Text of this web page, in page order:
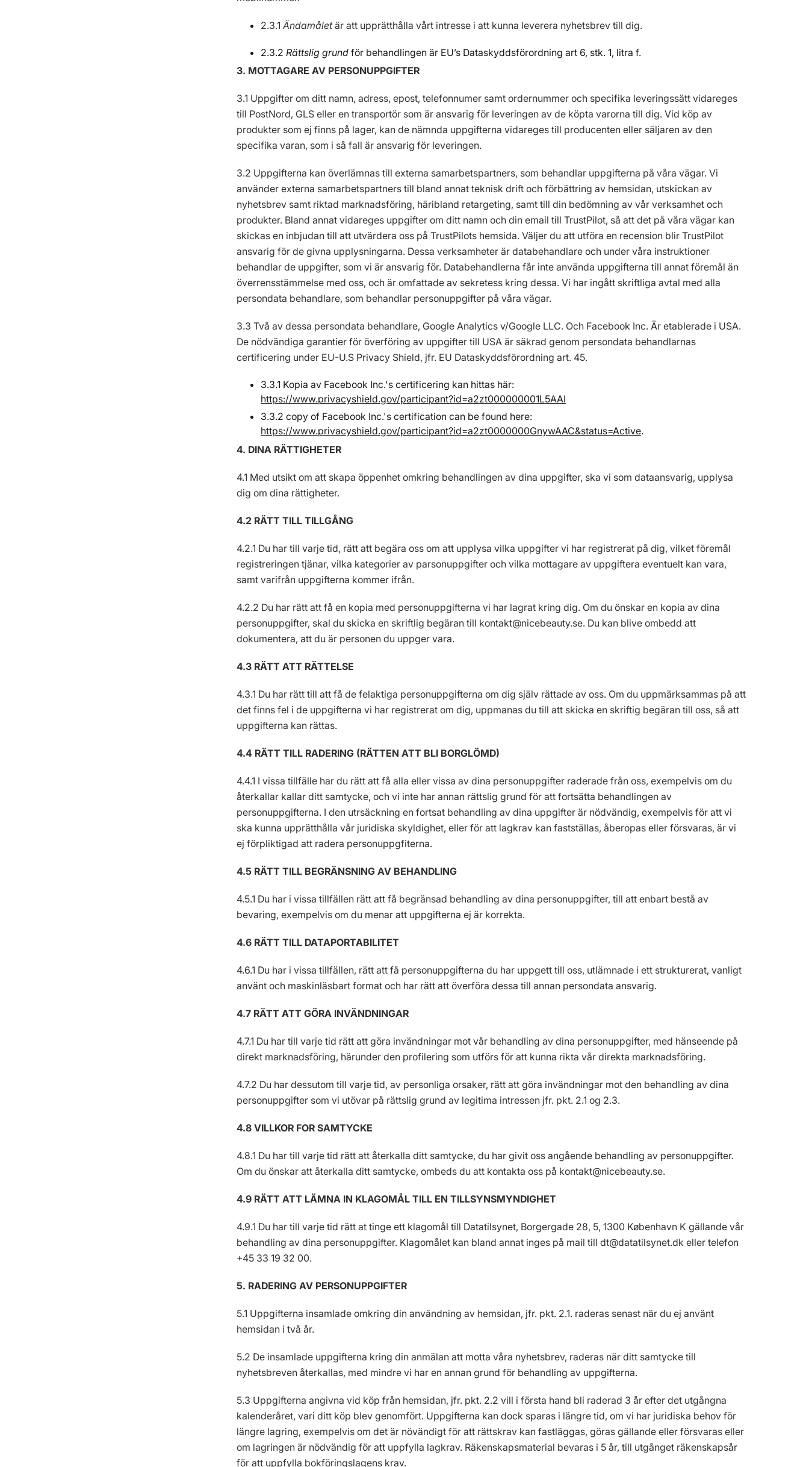
2.3.1 Ändamåletär att upprätthålla vårt intresse i att kunna leverera nyhetsbrev till dig.
2.3.2 Rättslig grund för behandlingen är EU’s Dataskyddsförordning art 6, stk. 1, litra f.
3. MOTTAGARE AV PERSONUPPGIFTER
3.1 Uppgifter om ditt namn, adress, epost, telefonnumer samt ordernummer och specifika leveringssätt vidareges
till PostNord, GLS eller en transportör som är ansvarig för leveringen av de köpta varorna till dig. Vid köp av
produkter som ej finns på lager, kan de nämnda uppgifterna vidareges till producenten eller säljaren av den
specifika varan, som i så fall är ansvarig för leveringen.
3.2 Uppgifterna kan överlämnas till externa samarbetspartners, som behandlar uppgifterna på våra vägar. Vi
använder externa samarbetspartners till bland annat teknisk drift och förbättring av hemsidan, utskickan av
nyhetsbrev samt riktad marknadsföring, häribland retargeting, samt till din bedömning av vår verksamhet och
produkter. Bland annat vidareges uppgifter om ditt namn och din email till TrustPilot, så att det på våra vägar kan
skickas en inbjudan till att utvärdera oss på TrustPilots hemsida. Väljer du att utföra en recension blir TrustPilot
ansvarig för de givna upplysningarna. Dessa verksamheter är databehandlare och under våra instruktioner
behandlar de uppgifter, som vi är ansvarig för. Databehandlerna får inte använda uppgifterna till annat föremål än
överrensstämmelse med oss, och är omfattade av sekretess kring dessa. Vi har ingått skriftliga avtal med alla
persondata behandlare, som behandlar personuppgifter på våra vägar.
3.3 Två av dessa persondata behandlare, Google Analytics v/Google LLC. Och Facebook Inc. Är etablerade i USA.
De nödvändiga garantier för överföring av uppgifter till USA är säkrad genom persondata behandlarnas
certificering under EU-U.S Privacy Shield, jfr. EU Dataskyddsförordning art. 45.
3.3.1 Kopia av Facebook Inc.'s certificering kan hittas här:
https://www.privacyshield.gov/participant?id=a2zt000000001L5AAI
3.3.2 copy of Facebook Inc.'s certification can be found here:
https://www.privacyshield.gov/participant?id=a2zt0000000GnywAAC&status=Active.
4. DINA RÄTTIGHETER
4.1 Med utsikt om att skapa öppenhet omkring behandlingen av dina uppgifter, ska vi som dataansvarig, upplysa
dig om dina rättigheter.
4.2 RÄTT TILL TILLGÅNG
4.2.1 Du har till varje tid, rätt att begära oss om att upplysa vilka uppgifter vi har registrerat på dig, vilket föremål
registreringen tjänar, vilka kategorier av parsonuppgifter och vilka mottagare av uppgiftera eventuelt kan vara,
samt varifrån uppgifterna kommer ifrån.
4.2.2 Du har rätt att få en kopia med personuppgifterna vi har lagrat kring dig. Om du önskar en kopia av dina
personuppgifter, skal du skicka en skriftlig begäran till kontakt@nicebeauty.se. Du kan blive ombedd att
dokumentera, att du är personen du uppger vara.
4.3 RÄTT ATT RÄTTELSE
4.3.1 Du har rätt till att få de felaktiga personuppgifterna om dig själv rättade av oss. Om du uppmärksammas på att
det finns fel i de uppgifterna vi har registrerat om dig, uppmanas du till att skicka en skriftig begäran till oss, så att
uppgifterna kan rättas.
4.4 RÄTT TILL RADERING (RÄTTEN ATT BLI BORGLÖMD)
4.4.1 I vissa tillfälle har du rätt att få alla eller vissa av dina personuppgifter raderade från oss, exempelvis om du
återkallar kallar ditt samtycke, och vi inte har annan rättslig grund för att fortsätta behandlingen av
personuppgifterna. I den utrsäckning en fortsat behandling av dina uppgifter är nödvändig, exempelvis för att vi
ska kunna upprätthålla vår juridiska skyldighet, eller för att lagkrav kan fastställas, åberopas eller försvaras, är vi
ej förpliktigad att radera personuppgfiterna.
4.5 RÄTT TILL BEGRÄNSNING AV BEHANDLING
4.5.1 Du har i vissa tillfällen rätt att få begränsad behandling av dina personuppgifter, till att enbart bestå av
bevaring, exempelvis om du menar att uppgifterna ej är korrekta.
4.6 RÄTT TILL DATAPORTABILITET
4.6.1 Du har i vissa tillfällen, rätt att få personuppgifterna du har uppgett till oss, utlämnade i ett strukturerat, vanligt
använt och maskinläsbart format och har rätt att överföra dessa till annan persondata ansvarig.
4.7 RÄTT ATT GÖRA INVÄNDNINGAR
4.7.1 Du har till varje tid rätt att göra invändningar mot vår behandling av dina personuppgifter, med hänseende på
direkt marknadsföring, härunder den profilering som utförs för att kunna rikta vår direkta marknadsföring.
4.7.2 Du har dessutom till varje tid, av personliga orsaker, rätt att göra invändningar mot den behandling av dina
personuppgifter som vi utövar på rättslig grund av legitima intressen jfr. pkt. 2.1 og 2.3.
4.8 VILLKOR FOR SAMTYCKE
4.8.1 Du har till varje tid rätt att återkalla ditt samtycke, du har givit oss angående behandling av personuppgifter.
Om du önskar att återkalla ditt samtycke, ombeds du att kontakta oss på kontakt@nicebeauty.se.
4.9 RÄTT ATT LÄMNA IN KLAGOMÅL TILL EN TILLSYNSMYNDIGHET
4.9.1 Du har till varje tid rätt at tinge ett klagomål till Datatilsynet, Borgergade 28, 5, 1300 København K gällande vår
behandling av dina personuppgifter. Klagomålet kan bland annat inges på mail till dt@datatilsynet.dk eller telefon
+45 33 19 32 00.
5. RADERING AV PERSONUPPGIFTER
5.1 Uppgifterna insamlade omkring din användning av hemsidan, jfr. pkt. 2.1. raderas senast när du ej använt
hemsidan i två år.
5.2 De insamlade uppgifterna kring din anmälan att motta våra nyhetsbrev, raderas när ditt samtycke till
nyhetsbreven återkallas, med mindre vi har en annan grund för behandling av uppgifterna.
5.3 Uppgifterna angivna vid köp från hemsidan, jfr. pkt. 2.2 vill i första hand bli raderad 3 år efter det utgångna
kalenderåret, vari ditt köp blev genomfört. Uppgifterna kan dock sparas i längre tid, om vi har juridiska behov för
längre lagring, exempelvis om det är növändigt för att rättskrav kan fastläggas, göras gällande eller försvaras eller
om lagringen är nödvändig för att uppfylla lagkrav. Räkenskapsmaterial bevaras i 5 år, till utgånget räkenskapsår
för att uppfylla bokföringslagens krav.